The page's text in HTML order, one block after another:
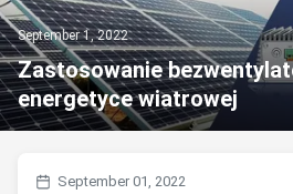
September 1, 2022
Zastosowanie
energetyce wiatrowej
September 01, 2022